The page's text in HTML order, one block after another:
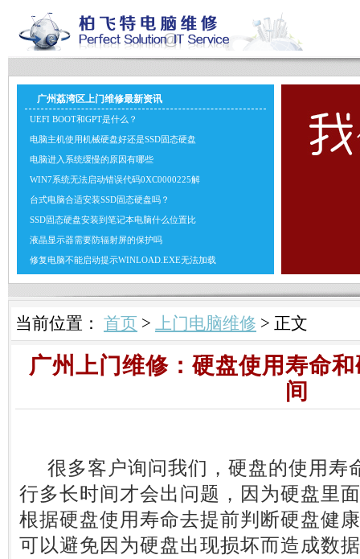
广州荔湾区上门维修最新资讯
UEFI BOOT和GPT是什么？
电脑主机使用机械硬盘好还是SSD固态硬盘
电脑进入系统缓慢的原因有哪些
WIN7系统无法启动错误代码0XC0000225解
台式电脑合适安装SSD固态硬盘吗？
SSD固态硬盘安装到笔记本电脑什么位置比
液晶显示器需要防辐射屏的保护吗
修复电脑不能启动提示WINLOAD.EXE无法加载
当前位置： 首页 > 上门电脑维修 > 正文
广州上门维修：硬盘使用寿命
间
很多客户询问我们，硬盘的使用寿
行多长时间才会出问题，因为硬盘里
根据硬盘使用寿命去提前判断硬盘健
可以避免因为硬盘出现损坏而造成数